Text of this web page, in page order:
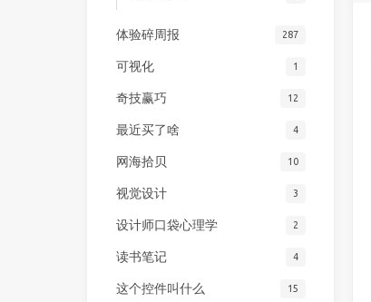
体验碎周报 287
可视化 1
奇技赢巧 12
最近买了啥 4
网海拾贝 10
视觉设计 3
设计师口袋心理学 2
读书笔记 4
这个控件叫什么 15